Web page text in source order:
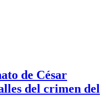
de César
del crimen del